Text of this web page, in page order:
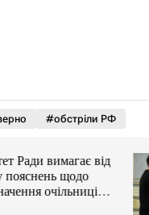
#обстріли РФ
Ради вимагає від
пояснень щодо
очільниці